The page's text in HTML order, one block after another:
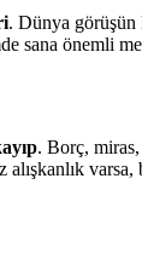
. Dünya görüşün
sana önemli
. Borç,
alışkanlık